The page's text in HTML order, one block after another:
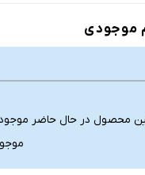
موجودی
محصول در حال حاضر موجود